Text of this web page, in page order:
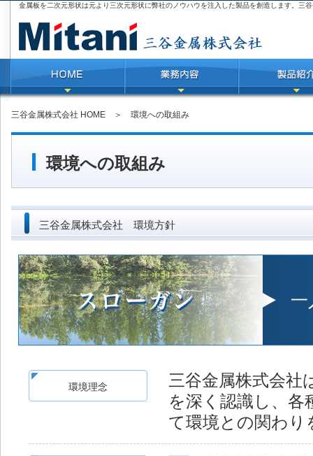
金属板を二次元形状は元より三次元形状に弊社のノウハウを注入した製品を創造します。三
三谷金属株式会社 HOME ＞ 環境への取組み
環境への取組み
三谷金属株式会社 環境方針
一
環境理念
三谷金属株式会社
を深く認識し、各
て環境との関わり